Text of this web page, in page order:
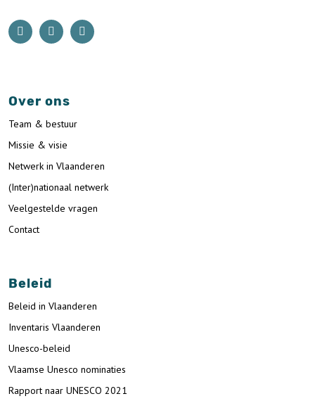
Over ons
Team & bestuur
Missie & visie
Netwerk in Vlaanderen
(Inter)nationaal netwerk
Veelgestelde vragen
Contact
Beleid
Beleid in Vlaanderen
Inventaris Vlaanderen
Unesco-beleid
Vlaamse Unesco nominaties
Rapport naar UNESCO 2021